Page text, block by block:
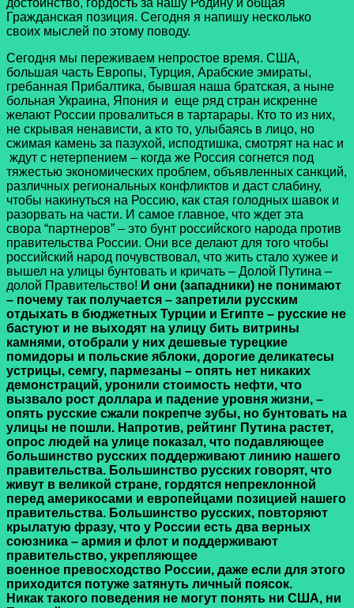
Гражданская позиция. Сегодня я напишу несколько
своих мыслей по этому поводу.
Сегодня мы переживаем непростое время. США,
большая часть Европы, Турция, Арабские эмираты,
гребанная Прибалтика, бывшая наша братская, а ныне
больная Украина, Япония и еще ряд стран искренне
желают России провалиться в тартарары. Кто то из них,
не скрывая ненависти, а кто то, улыбаясь в лицо, но
сжимая камень за пазухой, исподтишка, смотрят на нас и
ждут с нетерпением – когда же Россия согнется под
тяжестью экономических проблем, объявленных санкций,
различных региональных конфликтов и даст слабину,
чтобы накинуться на Россию, как стая голодных шавок и
разорвать на части. И самое главное, что ждет эта
свора “партнеров” – это бунт российского народа против
правительства России. Они все делают для того чтобы
российский народ почувствовал, что жить стало хужее и
вышел на улицы бунтовать и кричать – Долой Путина –
долой Правительство! И они (западники) не понимают
– почему так получается – запретили русским
отдыхать в бюджетных Турции и Египте – русские не
бастуют и не выходят на улицу бить витрины
камнями, отобрали у них дешевые турецкие
помидоры и польские яблоки, дорогие деликатесы
устрицы, семгу, пармезаны – опять нет никаких
демонстраций, уронили стоимость нефти, что
вызвало рост доллара и падение уровня жизни, –
опять русские сжали покрепче зубы, но бунтовать на
улицы не пошли. Напротив, рейтинг Путина растет,
опрос людей на улице показал, что подавляющее
большинство русских поддерживают линию нашего
правительства. Большинство русских говорят, что
живут в великой стране, гордятся непреклонной
перед америкосами и европейцами позицией нашего
правительства. Большинство русских, повторяют
крылатую фразу, что у России есть два верных
союзника – армия и флот и поддерживают
правительство, укрепляющее
военное превосходство России, даже если для этого
приходится потуже затянуть личный поясок.
Никак такого поведения не могут понять ни США, ни